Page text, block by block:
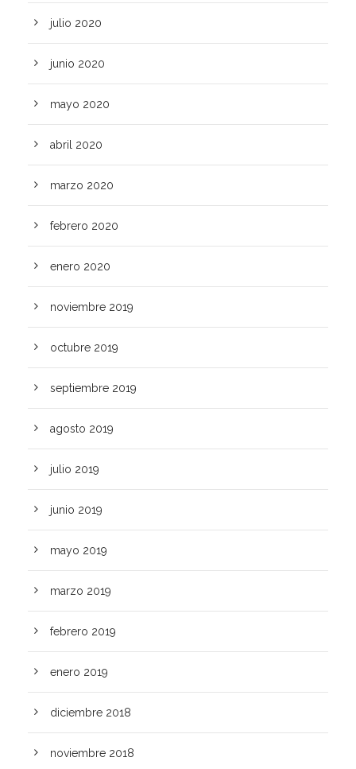
julio 2020
junio 2020
mayo 2020
abril 2020
marzo 2020
febrero 2020
enero 2020
noviembre 2019
octubre 2019
septiembre 2019
agosto 2019
julio 2019
junio 2019
mayo 2019
marzo 2019
febrero 2019
enero 2019
diciembre 2018
noviembre 2018